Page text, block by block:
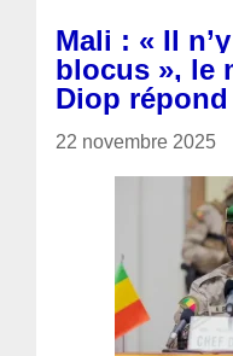
Mali : « Il
blocus », le
Diop répond
22 novembre 2025